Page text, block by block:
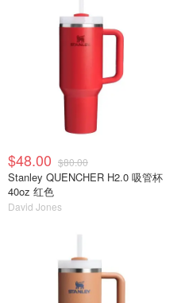
$48.00 $80.00
Stanley QUENCHER H2.0 吸管杯
40oz 红色
David Jones